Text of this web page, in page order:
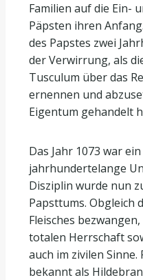
Familien auf die Ein-
Päpsten ihren
des Papstes zwei
der Verwirrung, als
Tusculum über das
ernennen und
Eigentum gehandelt
Das Jahr 1073 war
jahrhundertelange
Disziplin wurde nun
Papsttums. Obgleich
Fleisches
totalen Herrschaft
auch im zivilen Sinne.
bekannt als